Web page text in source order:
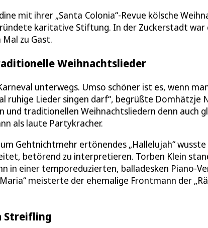
mit ihrer „Santa Colonia“-Revue kölsche
karitative Stiftung. In der Zuckerstadt war
zu Gast.
Weihnachtslieder
unterwegs. Umso schöner ist es, wenn
ruhige Lieder singen darf“, begrüßte Domhätzje
und traditionellen Weihnachtsliedern denn auch
als laute Partykracher.
Gehtnichtmehr ertönendes „Hallelujah“ wusste
betörend zu interpretieren. Torben Klein
in einer temporeduzierten, balladesken Piano-
meisterte der ehemalige Frontmann der
Streifling